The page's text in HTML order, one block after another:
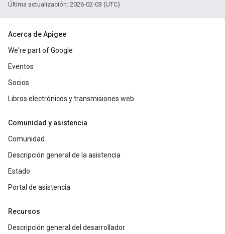
Última actualización: 2026-02-03 (UTC)
Acerca de Apigee
We're part of Google
Eventos
Socios
Libros electrónicos y transmisiones web
Comunidad y asistencia
Comunidad
Descripción general de la asistencia
Estado
Portal de asistencia
Recursos
Descripción general del desarrollador